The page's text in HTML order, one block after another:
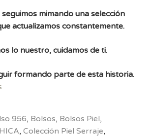
seguimos mimando una selección
actualizamos constantemente.
lo nuestro, cuidamos de ti.
formando parte de esta historia.
956, Bolsos, Bolsos Piel,
, Colección Piel Serraje,